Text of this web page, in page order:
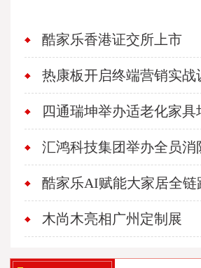
酷家乐香港证交所上市
热康板开启终端营销实战
四通瑞坤举办适老化家具
汇鸿科技集团举办全员消
酷家乐AI赋能大家居全链
木尚木亮相广州定制展